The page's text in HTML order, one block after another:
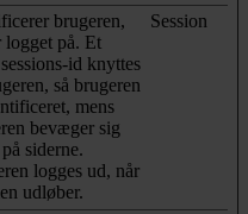
brugeren,
logget på. Et
id knyttes
så brugeren
mens
bevæger sig
siderne.
logges ud, når
udløber.
Session